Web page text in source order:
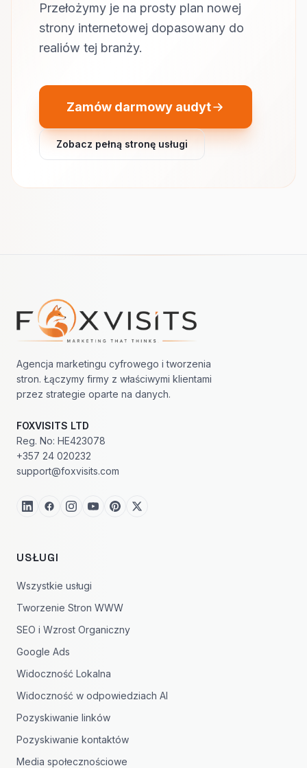
Przełożymy je na prosty plan nowej
strony internetowej dopasowany do
realiów tej branży.
Zamów darmowy audyt
Zobacz pełną stronę usługi
Nawigacja w stopce
Agencja marketingu cyfrowego i tworzenia
stron. Łączymy firmy z właściwymi klientami
przez strategie oparte na danych.
FOXVISITS LTD
Reg. No: HE423078
+357 24 020232
support@foxvisits.com
USŁUGI
Wszystkie usługi
Tworzenie Stron WWW
SEO i Wzrost Organiczny
Google Ads
Widoczność Lokalna
Widoczność w odpowiedziach AI
Pozyskiwanie linków
Pozyskiwanie kontaktów
Media społecznościowe